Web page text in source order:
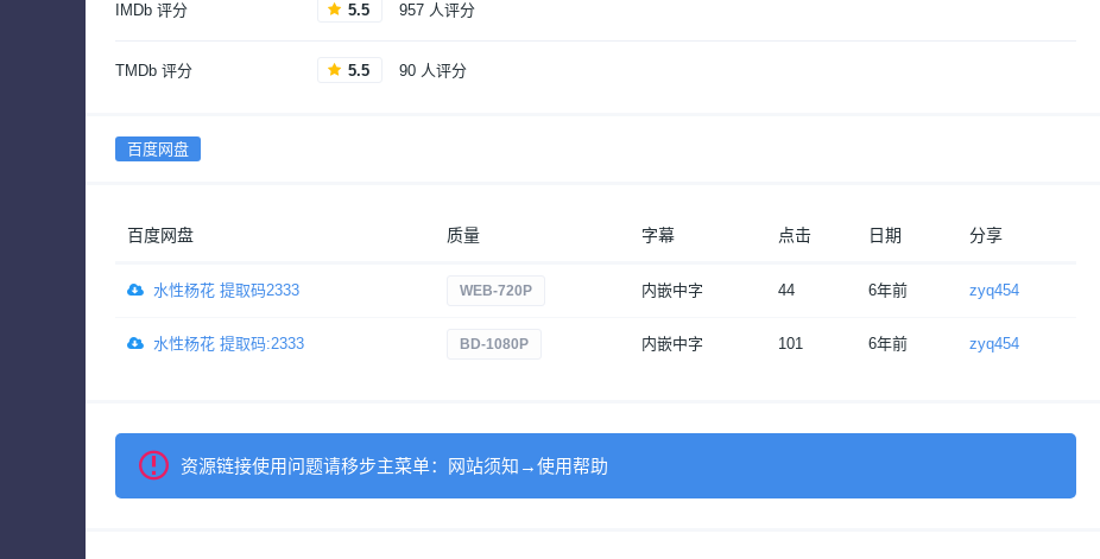
IMDb 评分 5.5 957 人评分
TMDb 评分 5.5 90 人评分
百度网盘
百度网盘 质量 字幕 点击 日期 分享
水性杨花 提取码2333 WEB-720P 内嵌中字 44 6年前 zyq454
水性杨花 提取码:2333 BD-1080P 内嵌中字 101 6年前 zyq454
资源链接使用问题请移步主菜单：网站须知→使用帮助